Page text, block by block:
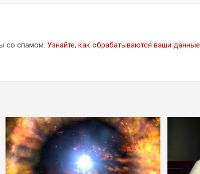
со спамом. Узнайте, как обрабатываются ваши данные